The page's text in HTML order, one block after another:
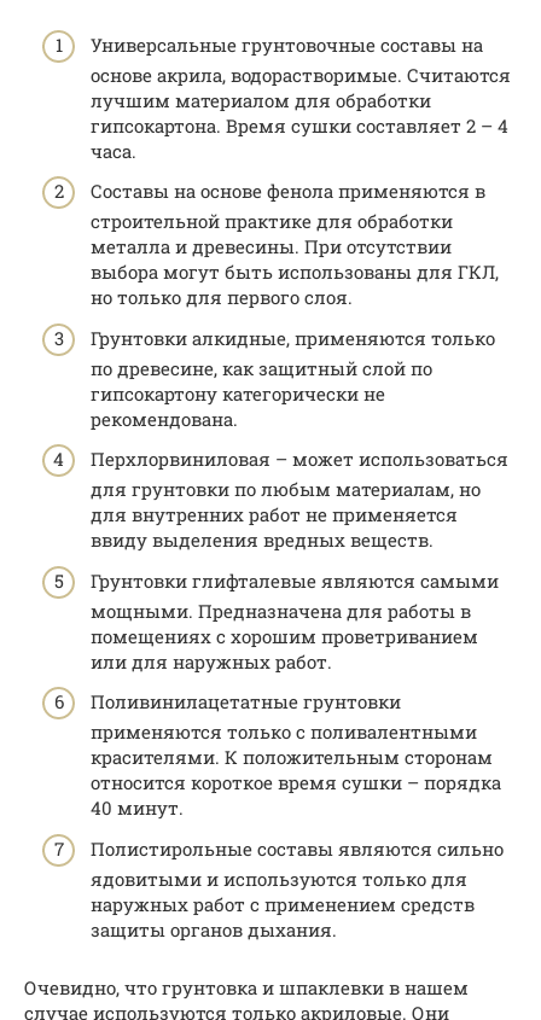
Универсальные грунтовочные составы на
основе акрила, водорастворимые. Считаются
лучшим материалом для обработки
гипсокартона. Время сушки составляет 2 – 4
часа.
Составы на основе фенола применяются в
строительной практике для обработки
металла и древесины. При отсутствии
выбора могут быть использованы для ГКЛ,
но только для первого слоя.
Грунтовки алкидные, применяются только
по древесине, как защитный слой по
гипсокартону категорически не
рекомендована.
Перхлорвиниловая – может использоваться
для грунтовки по любым материалам, но
для внутренних работ не применяется
ввиду выделения вредных веществ.
Грунтовки глифталевые являются самыми
мощными. Предназначена для работы в
помещениях с хорошим проветриванием
или для наружных работ.
Поливинилацетатные грунтовки
применяются только с поливалентными
красителями. К положительным сторонам
относится короткое время сушки – порядка
40 минут.
Полистирольные составы являются сильно
ядовитыми и используются только для
наружных работ с применением средств
защиты органов дыхания.
Очевидно, что грунтовка и шпаклевки в нашем
случае используются только акриловые. Они